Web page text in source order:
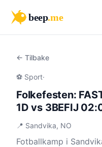
beep.me
← Tilbake
⚽ Sport·
Folkefesten:
1D vs 3BEFIJ
📍 Sandvika, NO
Fotballkamp i